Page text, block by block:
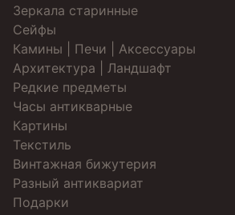
Зеркала старинные
Cейфы
Камины | Печи | Аксессуары
Архитектура | Ландшафт
Редкие предметы
Часы антикварные
Картины
Текстиль
Винтажная бижутерия
Разный антиквариат
Подарки